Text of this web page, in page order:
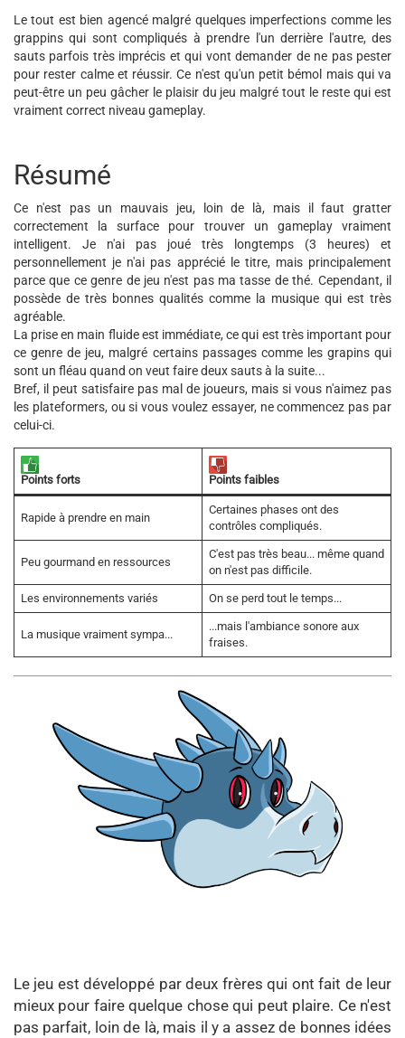
Le tout est bien agencé malgré quelques imperfections comme les
grappins qui sont compliqués à prendre l'un derrière l'autre, des
sauts parfois très imprécis et qui vont demander de ne pas pester
pour rester calme et réussir. Ce n'est qu'un petit bémol mais qui va
peut-être un peu gâcher le plaisir du jeu malgré tout le reste qui est
vraiment correct niveau gameplay.
Résumé
Ce n'est pas un mauvais jeu, loin de là, mais il faut gratter
correctement la surface pour trouver un gameplay vraiment
intelligent. Je n'ai pas joué très longtemps (3 heures) et
personnellement je n'ai pas apprécié le titre, mais principalement
parce que ce genre de jeu n'est pas ma tasse de thé. Cependant, il
possède de très bonnes qualités comme la musique qui est très
agréable.
La prise en main fluide est immédiate, ce qui est très important pour
ce genre de jeu, malgré certains passages comme les grapins qui
sont un fléau quand on veut faire deux sauts à la suite...
Bref, il peut satisfaire pas mal de joueurs, mais si vous n'aimez pas
les plateformers, ou si vous voulez essayer, ne commencez pas par
celui-ci.
Points forts Points faibles
Rapide à prendre en main
Certaines phases ont des
contrôles compliqués.
Peu gourmand en ressources
C'est pas très beau... même quand
on n'est pas difficile.
Les environnements variés On se perd tout le temps...
La musique vraiment sympa...
...mais l'ambiance sonore aux
fraises.
Le jeu est développé par deux frères qui ont fait de leur
mieux pour faire quelque chose qui peut plaire. Ce n'est
pas parfait, loin de là, mais il y a assez de bonnes idées